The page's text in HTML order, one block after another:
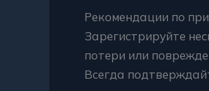
Рекомендации по
Зарегистрируйте
потери или
Всегда